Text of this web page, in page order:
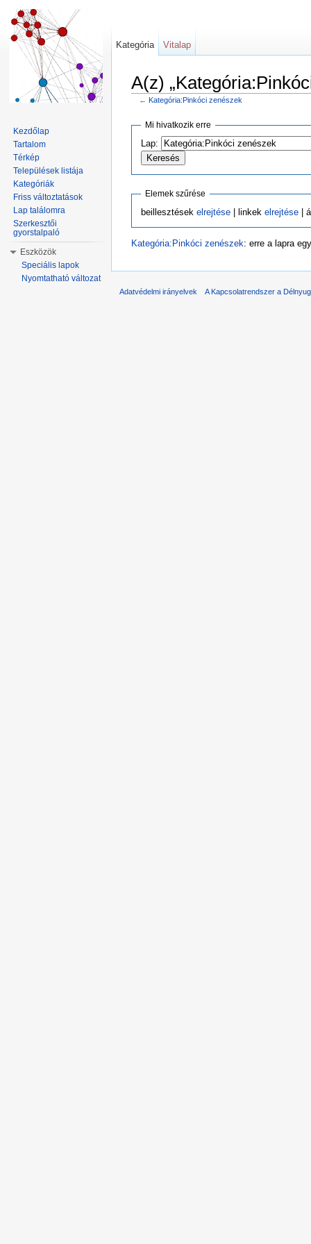
A(z)
← Kategória:Pinkóci zenészek
Mi hivatkozik erre
Lap:
Elemek szűrése
beillesztések elrejtése| linkek elrejtése|
Kategória:Pinkóci zenészek: erre a lapra
Kategória Vitalap
Kezdőlap
Tartalom
Térkép
Települések listája
Kategóriák
Friss változtatások
Lap találomra
Szerkesztői
gyorstalpaló
Eszközök
Speciális lapok
Nyomtatható változat
Adatvédelmi irányelvek A Kapcsolatrendszer a